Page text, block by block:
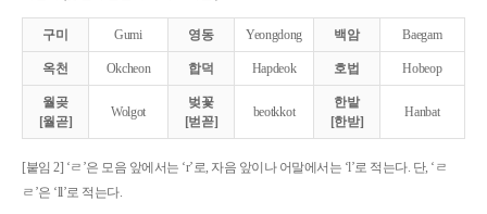
구미 Gumi 영동 Yeongdong 백암 Baegam
옥천 Okcheon 합덕 Hapdeok 호법 Hobeop
월곶
[월곧]
Wolgot
벚꽃
[벋꼳]
beotkkot
한밭
[한받]
Hanbat
[붙임 2] ‘ㄹ’은 모음 앞에서는 ‘r’로, 자음 앞이나 어말에서는 ‘l’로 적는다. 단, ‘ㄹ
ㄹ’은 ‘ll’로 적는다.